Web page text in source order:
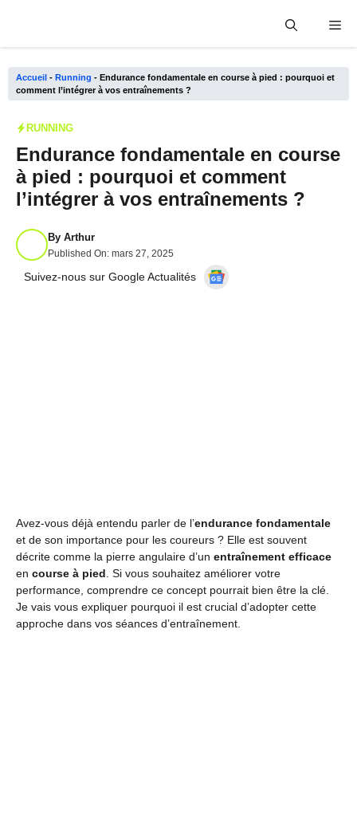
Accueil - Running - Endurance fondamentale en course à pied : pourquoi et
comment l’intégrer à vos entraînements ?
RUNNING
Endurance fondamentale en course
à pied : pourquoi et comment
l’intégrer à vos entraînements ?
By Arthur
Published On: mars 27, 2025
Suivez-nous sur Google Actualités
Avez-vous déjà entendu parler de l’endurance fondamentale
et de son importance pour les coureurs ? Elle est souvent
décrite comme la pierre angulaire d’un entraînement efficace
en course à pied . Si vous souhaitez améliorer votre
performance, comprendre ce concept pourrait bien être la clé.
Je vais vous expliquer pourquoi il est crucial d’adopter cette
approche dans vos séances d’entraînement.